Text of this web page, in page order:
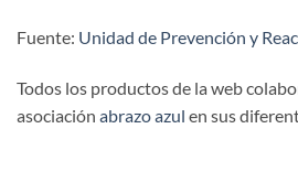
Fuente: Unidad de Prevención y
Todos los productos de la web
asociación abrazo azul en sus